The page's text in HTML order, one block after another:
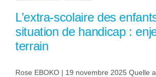
L’extra-scolaire des
situation de handicap :
terrain
Rose EBOKO | 19 novembre 2025 Quelle